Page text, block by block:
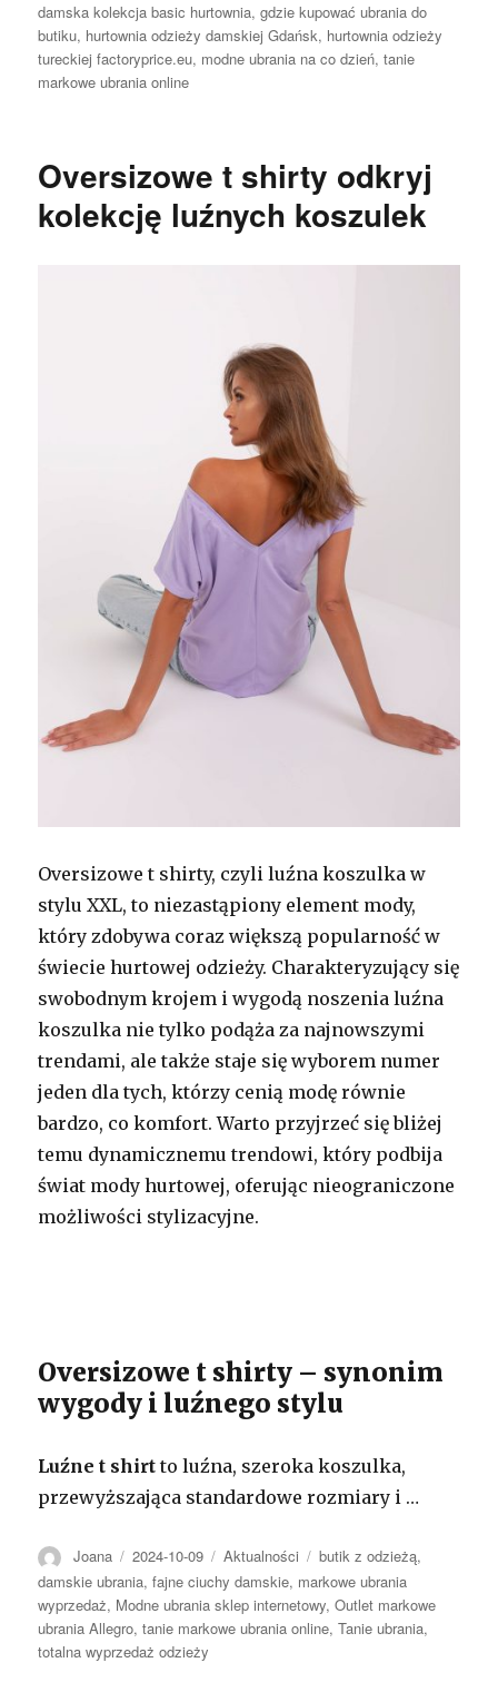
damska kolekcja basic hurtownia,gdzie kupować ubrania do
butiku, hurtownia odzieży damskiej Gdańsk, hurtownia odzieży
tureckiej factoryprice.eu, modne ubrania na co dzień,tanie
markowe ubrania online
Oversizowe t shirty odkryj
kolekcję luźnych koszulek
Oversizowe t shirty, czyli luźna koszulka w
stylu XXL, to niezastąpiony element mody,
który zdobywa coraz większą popularność w
świecie hurtowej odzieży. Charakteryzujący się
swobodnym krojem i wygodą noszenia luźna
koszulka nie tylko podąża za najnowszymi
trendami, ale także staje się wyborem numer
jeden dla tych, którzy cenią modę równie
bardzo, co komfort. Warto przyjrzeć się bliżej
temu dynamicznemu trendowi, który podbija
świat mody hurtowej, oferując nieograniczone
możliwości stylizacyjne.
Oversizowe t shirty – synonim
wygody i luźnego stylu
Luźne t shirt to luźna, szeroka koszulka,
przewyższająca standardowe rozmiary i …
Autor
Joana Opublikowano
2024-10-09 Kategorie
Aktualności Tagi
butik z odzieżą,
damskie ubrania,fajne ciuchy damskie, markowe ubrania
wyprzedaż, Modne ubrania sklep internetowy,Outlet markowe
ubrania Allegro,tanie markowe ubrania online,Tanie ubrania,
totalna wyprzedaż odzieży